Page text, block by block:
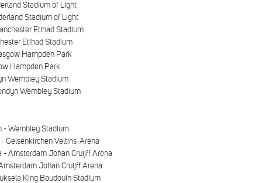
Stadium of Light
Stadium of Light
Etihad Stadium
Etihad Stadium
Hampden Park
Hampden Park
Wembley Stadium
Wembley Stadium
Wembley Stadium
Gelsenkirchen Veltins-Arena
Amsterdam Johan Cruijff Arena
Johan Cruijff Arena
King Baudouin Stadium